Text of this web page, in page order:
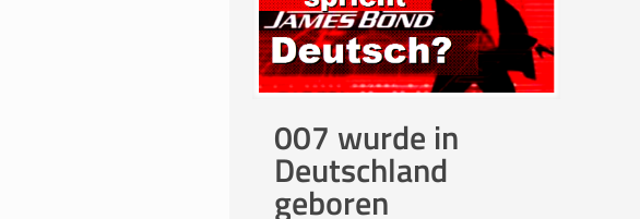
007 wurde in
Deutschland
geboren